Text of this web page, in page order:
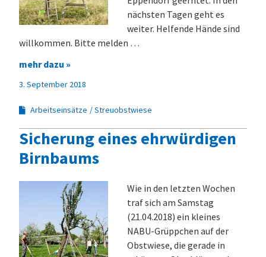
nächsten Tagen geht es
weiter. Helfende Hände sind
willkommen. Bitte melden …
mehr dazu »
3. September 2018
Arbeitseinsätze Streuobstwiese
Sicherung eines ehrwürdigen
Birnbaums
Wie in den letzten Wochen
traf sich am Samstag
(21.04.2018) ein kleines
NABU-Grüppchen auf der
Obstwiese, die gerade in